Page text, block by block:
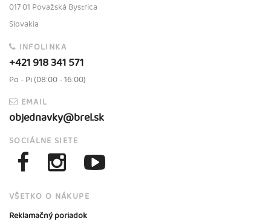
017 01 Považská Bystrica
Slovakia
INFOLINKA
+421 918 341 571
Po - Pi (08:00 - 16:00)
EMAIL
objednavky@brel.sk
SOCIÁLNE SIETE
VŠETKO O NÁKUPE
Reklamačný poriadok